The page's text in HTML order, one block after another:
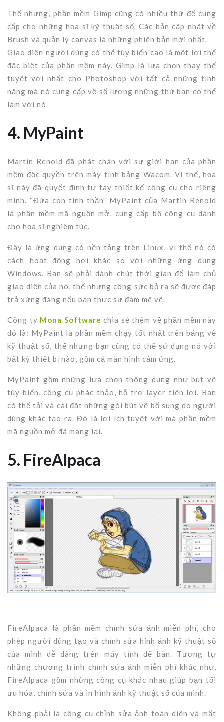
Thế nhưng, phần mềm Gimp cũng có nhiều thứ để cung
cấp cho những họa sĩ kỹ thuật số. Các bản cập nhật về
Brush và quản lý canvas là những phiên bản mới nhất.
Giao diện người dùng có thể tùy biến cao là một lợi thế
đặc biệt của phần mềm này. Gimp là lựa chọn thay thế
tuyệt vời nhất cho Photoshop với tất cả những tính
năng mà nó cung cấp về số lượng những thứ bạn có thể
làm với nó
4. MyPaint
Martin Renold đã phát chán với sự giới hạn của phần
mềm độc quyền trên máy tính bảng Wacom. Vì thế, họa
sĩ này đã quyết định tự tay thiết kế công cụ cho riêng
mình. “Đứa con tinh thần” MyPaint của Martin Renold
là phần mềm mã nguồn mở, cung cấp bộ công cụ dành
cho họa sĩ nghiêm túc.
Đây là ứng dụng có nền tảng trên Linux, vì thế nó có
cách hoạt động hơi khác so với những ứng dụng
Windows. Bạn sẽ phải dành chút thời gian để làm chủ
giao diện của nó, thế nhưng công sức bỏ ra sẽ được đáp
trả xứng đáng nếu bạn thực sự đam mê vẽ.
Công ty Mona Software chia sẻ thêm về phần mềm này
đó là: MyPaint là phần mềm chạy tốt nhất trên bảng vẽ
kỹ thuật số, thế nhưng bạn cũng có thể sử dụng nó với
bất kỳ thiết bị nào, gồm cả màn hình cảm ứng.
MyPaint gồm những lựa chọn thông dụng như bút vẽ
tùy biến, công cụ phác thảo, hỗ trợ layer tiện lợi. Bạn
có thể tải và cài đặt những gói bút vẽ bổ sung do người
dùng khác tạo ra. Đó là lợi ích tuyệt vời mà phần mềm
mã nguồn mở đã mang lại.
5. FireAlpaca
FireAlpaca là phần mềm chỉnh sửa ảnh miễn phí, cho
phép người dùng tạo và chỉnh sửa hỉnh ảnh kỹ thuật số
của mình dễ dàng trên máy tính để bàn. Tương tự
những chương trình chỉnh sửa ảnh miễn phí khác như,
FireAlpaca gồm những công cụ khác nhau giúp bạn tối
ưu hóa, chỉnh sửa và in hình ảnh kỹ thuật số của mình.
Không phải là công cụ chỉnh sửa ảnh toàn diện và mất